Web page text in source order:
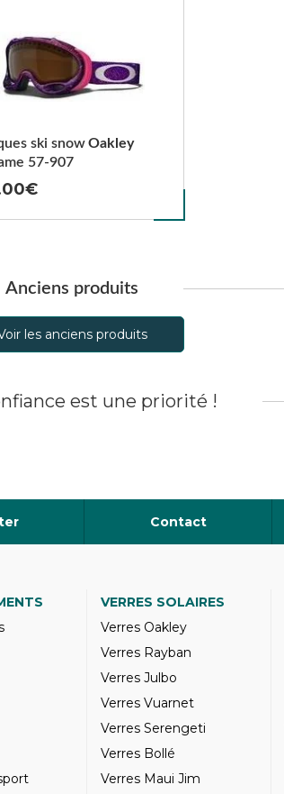
57-907
ski snowOakley
Anciens produits
les anciens produits
est une priorité !
Contact
VERRES SOLAIRES
Verres Oakley
Verres Rayban
Verres Julbo
Verres Vuarnet
Verres Serengeti
Verres Bollé
Verres Maui Jim